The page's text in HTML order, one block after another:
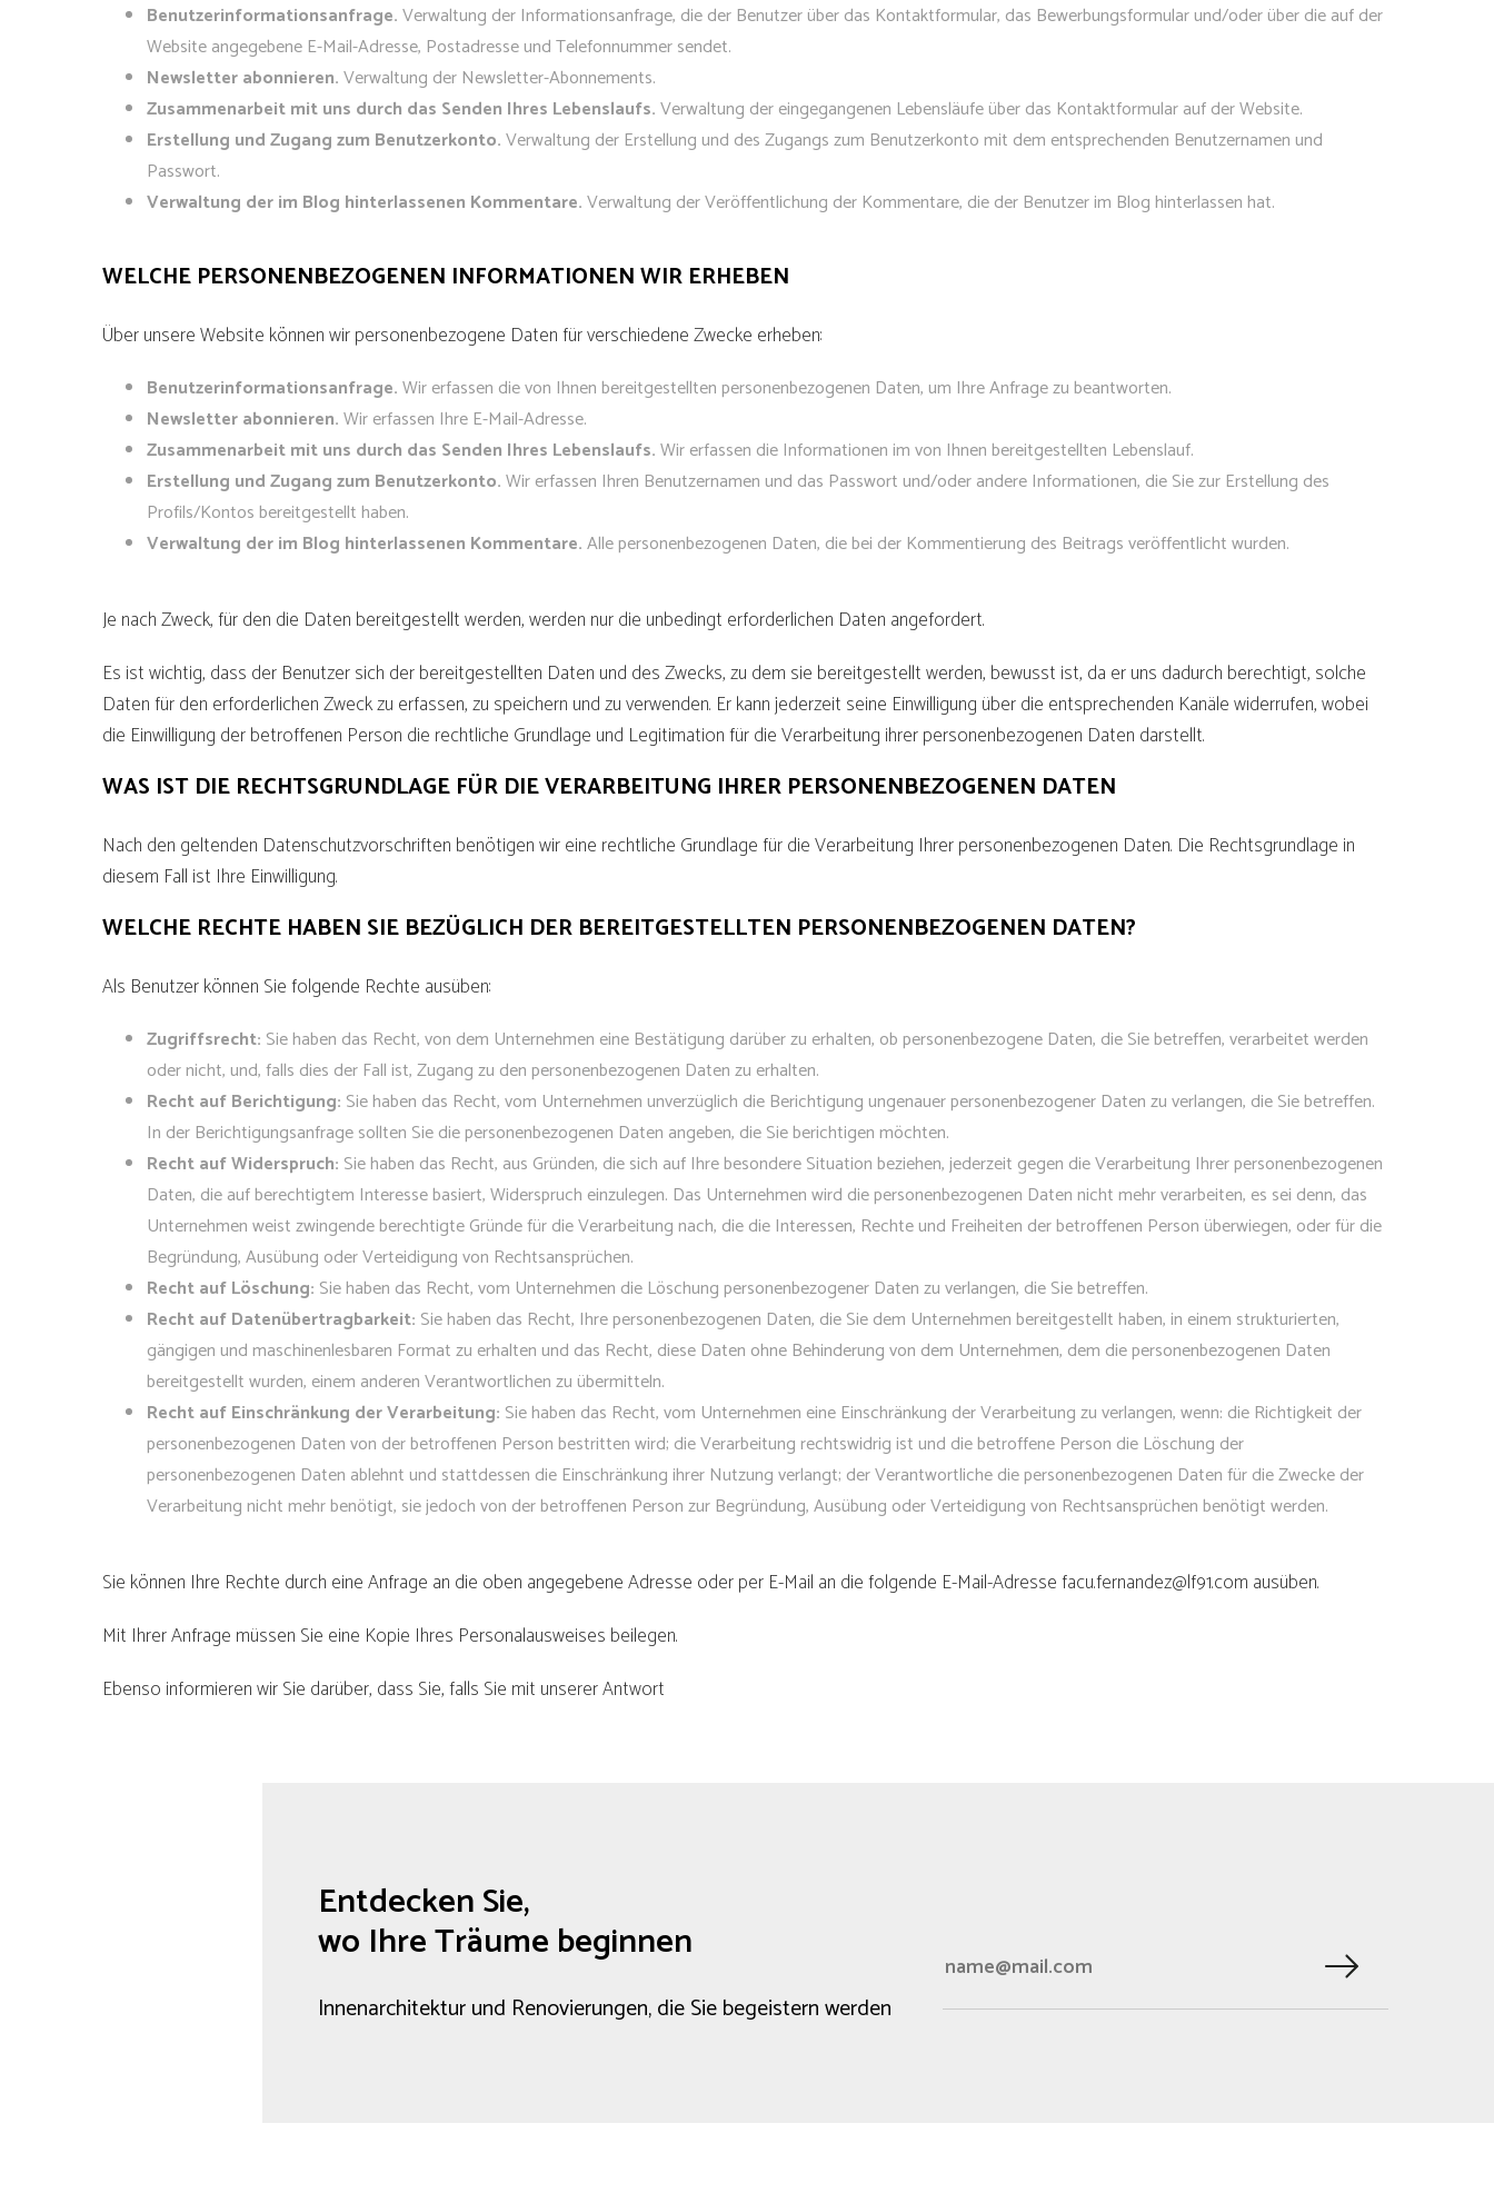
Benutzerinformationsanfrage.Verwaltung der Informationsanfrage, die der Benutzer über das Kontaktformular, das Bewerbungsformular und/oder über die auf der
Website angegebene E-Mail-Adresse, Postadresse und Telefonnummer sendet.
Newsletter abonnieren.Verwaltung der Newsletter-Abonnements.
Zusammenarbeit mit uns durch das Senden Ihres Lebenslaufs.Verwaltung der eingegangenen Lebensläufe über das Kontaktformular auf der Website.
Erstellung und Zugang zum Benutzerkonto.Verwaltung der Erstellung und des Zugangs zum Benutzerkonto mit dem entsprechenden Benutzernamen und
Passwort.
Verwaltung der im Blog hinterlassenen Kommentare.Verwaltung der Veröffentlichung der Kommentare, die der Benutzer im Blog hinterlassen hat.
WELCHE PERSONENBEZOGENEN INFORMATIONEN WIR ERHEBEN
Über unsere Website können wir personenbezogene Daten für verschiedene Zwecke erheben:
Benutzerinformationsanfrage.Wir erfassen die von Ihnen bereitgestellten personenbezogenen Daten, um Ihre Anfrage zu beantworten.
Newsletter abonnieren.Wir erfassen Ihre E-Mail-Adresse.
Zusammenarbeit mit uns durch das Senden Ihres Lebenslaufs.Wir erfassen die Informationen im von Ihnen bereitgestellten Lebenslauf.
Erstellung und Zugang zum Benutzerkonto.Wir erfassen Ihren Benutzernamen und das Passwort und/oder andere Informationen, die Sie zur Erstellung des
Profils/Kontos bereitgestellt haben.
Verwaltung der im Blog hinterlassenen Kommentare.Alle personenbezogenen Daten, die bei der Kommentierung des Beitrags veröffentlicht wurden.
Je nach Zweck, für den die Daten bereitgestellt werden, werden nur die unbedingt erforderlichen Daten angefordert.
Es ist wichtig, dass der Benutzer sich der bereitgestellten Daten und des Zwecks, zu dem sie bereitgestellt werden, bewusst ist, da er uns dadurch berechtigt, solche
Daten für den erforderlichen Zweck zu erfassen, zu speichern und zu verwenden. Er kann jederzeit seine Einwilligung über die entsprechenden Kanäle widerrufen, wobei
die Einwilligung der betroffenen Person die rechtliche Grundlage und Legitimation für die Verarbeitung ihrer personenbezogenen Daten darstellt.
WAS IST DIE RECHTSGRUNDLAGE FÜR DIE VERARBEITUNG IHRER PERSONENBEZOGENEN DATEN
Nach den geltenden Datenschutzvorschriften benötigen wir eine rechtliche Grundlage für die Verarbeitung Ihrer personenbezogenen Daten. Die Rechtsgrundlage in
diesem Fall ist Ihre Einwilligung.
WELCHE RECHTE HABEN SIE BEZÜGLICH DER BEREITGESTELLTEN PERSONENBEZOGENEN DATEN?
Als Benutzer können Sie folgende Rechte ausüben:
Zugriffsrecht: Sie haben das Recht, von dem Unternehmen eine Bestätigung darüber zu erhalten, ob personenbezogene Daten, die Sie betreffen, verarbeitet werden
oder nicht, und, falls dies der Fall ist, Zugang zu den personenbezogenen Daten zu erhalten.
Recht auf Berichtigung: Sie haben das Recht, vom Unternehmen unverzüglich die Berichtigung ungenauer personenbezogener Daten zu verlangen, die Sie betreffen.
In der Berichtigungsanfrage sollten Sie die personenbezogenen Daten angeben, die Sie berichtigen möchten.
Recht auf Widerspruch: Sie haben das Recht, aus Gründen, die sich auf Ihre besondere Situation beziehen, jederzeit gegen die Verarbeitung Ihrer personenbezogenen
Daten, die auf berechtigtem Interesse basiert, Widerspruch einzulegen. Das Unternehmen wird die personenbezogenen Daten nicht mehr verarbeiten, es sei denn, das
Unternehmen weist zwingende berechtigte Gründe für die Verarbeitung nach, die die Interessen, Rechte und Freiheiten der betroffenen Person überwiegen, oder für die
Begründung, Ausübung oder Verteidigung von Rechtsansprüchen.
Recht auf Löschung: Sie haben das Recht, vom Unternehmen die Löschung personenbezogener Daten zu verlangen, die Sie betreffen.
Recht auf Datenübertragbarkeit: Sie haben das Recht, Ihre personenbezogenen Daten, die Sie dem Unternehmen bereitgestellt haben, in einem strukturierten,
gängigen und maschinenlesbaren Format zu erhalten und das Recht, diese Daten ohne Behinderung von dem Unternehmen, dem die personenbezogenen Daten
bereitgestellt wurden, einem anderen Verantwortlichen zu übermitteln.
Recht auf Einschränkung der Verarbeitung: Sie haben das Recht, vom Unternehmen eine Einschränkung der Verarbeitung zu verlangen, wenn: die Richtigkeit der
personenbezogenen Daten von der betroffenen Person bestritten wird; die Verarbeitung rechtswidrig ist und die betroffene Person die Löschung der
personenbezogenen Daten ablehnt und stattdessen die Einschränkung ihrer Nutzung verlangt; der Verantwortliche die personenbezogenen Daten für die Zwecke der
Verarbeitung nicht mehr benötigt, sie jedoch von der betroffenen Person zur Begründung, Ausübung oder Verteidigung von Rechtsansprüchen benötigt werden.
Sie können Ihre Rechte durch eine Anfrage an die oben angegebene Adresse oder per E-Mail an die folgende E-Mail-Adresse facu.fernandez@lf91.com ausüben.
Mit Ihrer Anfrage müssen Sie eine Kopie Ihres Personalausweises beilegen.
Ebenso informieren wir Sie darüber, dass Sie, falls Sie mit unserer Antwort
Entdecken Sie,
wo Ihre Träume beginnen
Innenarchitektur und Renovierungen, die Sie begeistern werden